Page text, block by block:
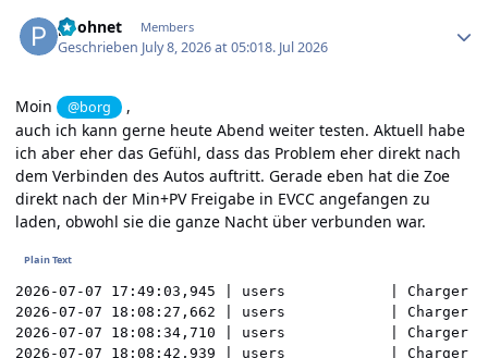
poohnet Members
Geschrieben July 8, 2026 at 05:018. Jul 2026
Moin @borg
,
auch ich kann gerne heute Abend weiter testen. Aktuell habe
ich aber eher das Gefühl, dass das Problem eher direkt nach
dem Verbinden des Autos auftritt. Gerade eben hat die Zoe
direkt nach der Min+PV Freigabe in EVCC angefangen zu
laden, obwohl sie die ganze Nacht über verbunden war.
2026-07-07 17:49:03,945 | users            | Charger
2026-07-07 18:08:27,662 | users            | Charger
2026-07-07 18:08:34,710 | users            | Charger
2026-07-07 18:08:42,939 | users            | Charger